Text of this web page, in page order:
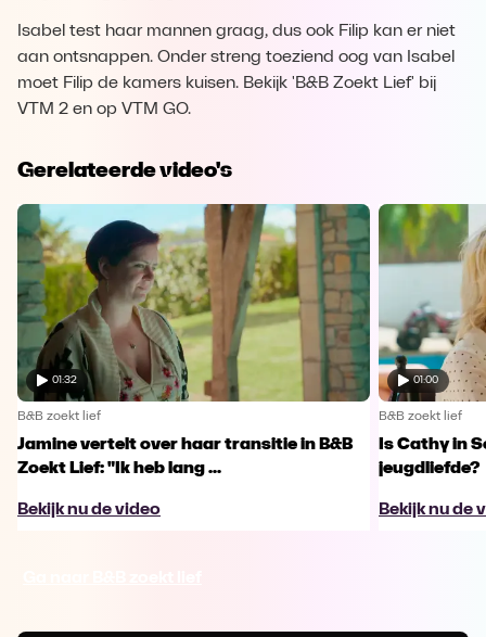
Isabel test haar mannen graag, dus ook Filip kan er niet
aan ontsnappen. Onder streng toeziend oog van Isabel
moet Filip de kamers kuisen. Bekijk 'B&B Zoekt Lief' bij
VTM 2 en op VTM GO.
Gerelateerde video's
01:32
B&B zoekt lief
Jamine vertelt over haar transitie in B&B
Zoekt Lief: "Ik heb lang ...
Bekijk nu de video
01:00
B&B zoekt lief
Is Cathy in
jeugdliefde?
Bekijk nu de